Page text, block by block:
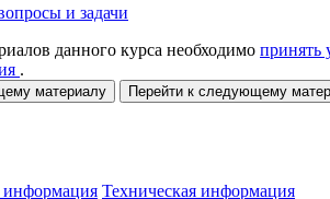
и задачи
данного курса необходимо принять
.
материалу Перейти к следующему
информация Техническая информация